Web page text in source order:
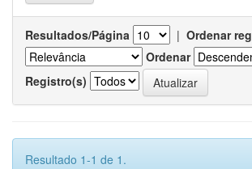
Resultados/Página | Ordenar
Ordenar
Registro(s)
Resultado 1-1 de 1.